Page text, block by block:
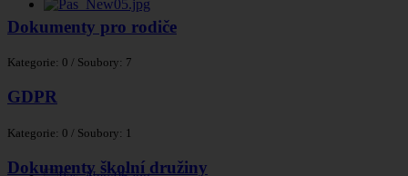
Dokumenty pro rodiče
Kategorie: 0 / Soubory: 7
GDPR
Kategorie: 0 / Soubory: 1
Dokumenty školní družiny